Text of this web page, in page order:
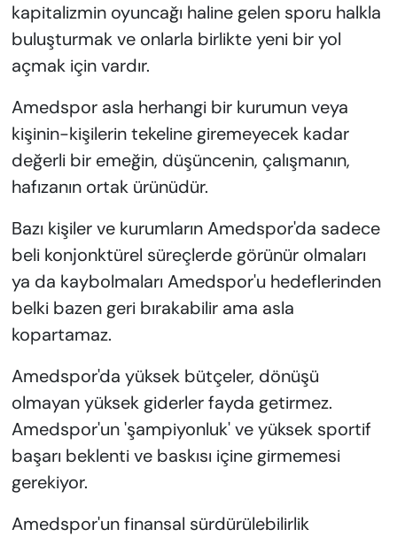
kapitalizmin oyuncağı haline gelen sporu halkla
buluşturmak ve onlarla birlikte yeni bir yol
açmak için vardır.
Amedspor asla herhangi bir kurumun veya
kişinin-kişilerin tekeline giremeyecek kadar
değerli bir emeğin, düşüncenin, çalışmanın,
hafızanın ortak ürünüdür.
Bazı kişiler ve kurumların Amedspor'da sadece
beli konjonktürel süreçlerde görünür olmaları
ya da kaybolmaları Amedspor'u hedeflerinden
belki bazen geri bırakabilir ama asla
kopartamaz.
Amedspor'da yüksek bütçeler, dönüşü
olmayan yüksek giderler fayda getirmez.
Amedspor'un 'şampiyonluk' ve yüksek sportif
başarı beklenti ve baskısı içine girmemesi
gerekiyor.
Amedspor'un finansal sürdürülebilirlik